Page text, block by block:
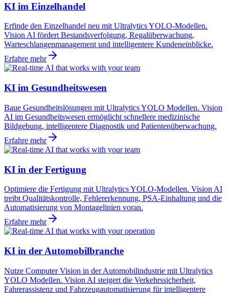
KI im Einzelhandel
Erfinde den Einzelhandel neu mit Ultralytics YOLO-Modellen.
Vision AI fördert Bestandsverfolgung, Regalüberwachung,
Warteschlangenmanagement und intelligentere Kundeneinblicke.
Erfahre mehr
KI im Gesundheitswesen
Baue Gesundheitslösungen mit Ultralytics YOLO Modellen. Vision
AI im Gesundheitswesen ermöglicht schnellere medizinische
Bildgebung, intelligentere Diagnostik und Patientenüberwachung.
Erfahre mehr
KI in der Fertigung
Optimiere die Fertigung mit Ultralytics YOLO-Modellen. Vision AI
treibt Qualitätskontrolle, Fehlererkennung, PSA-Einhaltung und die
Automatisierung von Montagelinien voran.
Erfahre mehr
KI in der Automobilbranche
Nutze Computer Vision in der Automobilindustrie mit Ultralytics
YOLO Modellen. Vision AI steigert die Verkehrssicherheit,
Fahrerassistenz und Fahrzeugautomatisierung für intelligentere